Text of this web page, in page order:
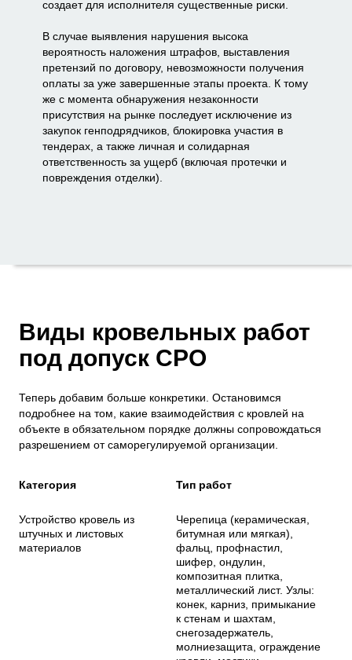
создает для исполнителя существенные риски.
В случае выявления нарушения высока
вероятность наложения штрафов, выставления
претензий по договору, невозможности получения
оплаты за уже завершенные этапы проекта. К тому
же с момента обнаружения незаконности
присутствия на рынке последует исключение из
закупок генподрядчиков, блокировка участия в
тендерах, а также личная и солидарная
ответственность за ущерб (включая протечки и
повреждения отделки).
Виды кровельных работ
под допуск СРО
Теперь добавим больше конкретики. Остановимся
подробнее на том, какие взаимодействия с кровлей на
объекте в обязательном порядке должны сопровождаться
разрешением от саморегулируемой организации.
Категория Тип работ
Устройство кровель из
штучных и листовых
материалов
Черепица (керамическая,
битумная или мягкая),
фальц, профнастил,
шифер, ондулин,
композитная плитка,
металлический лист. Узлы:
конек, карниз, примыкание
к стенам и шахтам,
снегозадержатель,
молниезащита, ограждение